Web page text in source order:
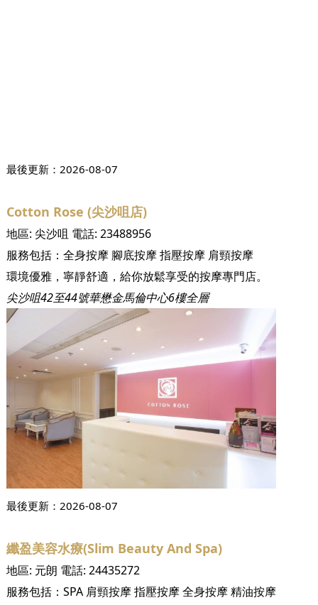
最後更新： 2026-08-07
Cotton Rose (尖沙咀店)
地區: 尖沙咀電話: 23488956
服務包括： 全身按摩腳底按摩指壓按摩肩頸按摩
環境優雅，寧靜舒適，給你放鬆享受的按摩專門店。
尖沙咀42至44號華懋金馬倫中心6樓全層
最後更新： 2026-08-07
纖盈美容水療(Slim Beauty And Spa)
地區: 元朗 電話: 24435272
服務包括： SPA 肩頸按摩指壓按摩全身按摩精油按摩